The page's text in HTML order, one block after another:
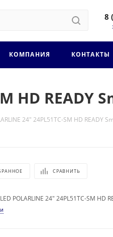
8
КОМПАНИЯ КОНТАКТЫ
HD READY
24" 24PL51TC-SM HD READY
СРАВНИТЬ
POLARLINE 24" 24PL51TC-SM HD